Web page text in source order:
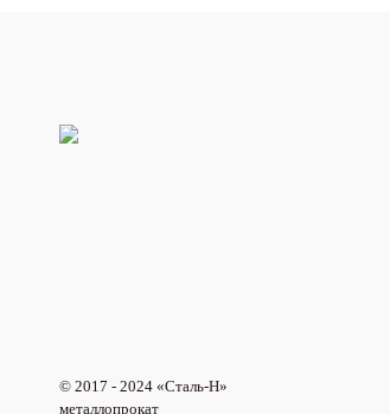
© 2017 - 2024 «Cталь-Н»
металлопрокат